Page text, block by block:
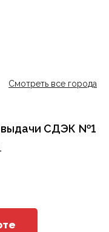
Смотреть все города
выдачи СДЭК №1